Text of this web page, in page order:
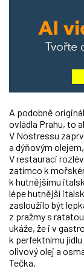
A podobně
ovládla Prahu, to
V Nostressu
a dýňovým
V restauraci
zatímco k
k hutnějšímu
lépe hutnější
zasloužilo být
z pražmy s
ukáže, že i v
k perfektnímu
olivový olej a
Tečka.